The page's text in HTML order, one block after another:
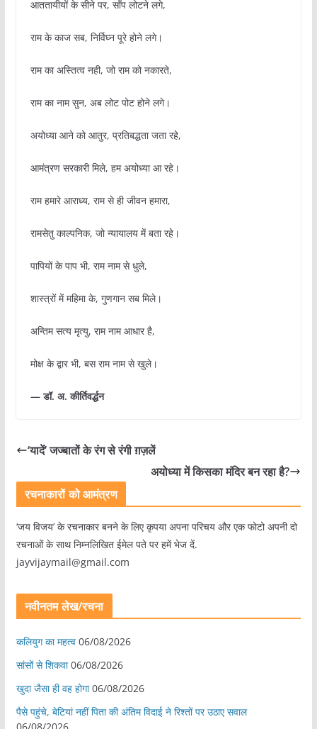
आततायीयों के सीने पर, साँप लोटने लगे,
राम के काज सब, निर्विघ्न पूरे होने लगे।
राम का अस्तित्व नही, जो राम को नकारते,
राम का नाम सुन, अब लोट पोट होने लगे।
अयोध्या आने को आतुर, प्रतिबद्धता जता रहे,
आमंत्रण सरकारी मिले, हम अयोध्या आ रहे।
राम हमारे आराध्य, राम से ही जीवन हमारा,
रामसेतु काल्पनिक, जो न्यायालय में बता रहे।
पापियों के पाप भी, राम नाम से धुले,
शास्त्रों में महिमा के, गुणगान सब मिले।
अन्तिम सत्य मृत्यु, राम नाम आधार है,
मोक्ष के द्वार भी, बस राम नाम से खुले।
— डॉ. अ. कीर्तिवर्द्धन
‘यादें’ जज्बातों के रंग से रंगी ग़ज़लें
अयोध्या में किसका मंदिर बन रहा है?
रचनाकारों को आमंत्रण
‘जय विजय’ के रचनाकार बनने के लिए कृपया अपना परिचय और एक फोटो अपनी दो
रचनाओं के साथ निम्नलिखित ईमेल पते पर हमें भेज दें.
jayvijaymail@gmail.com
नवीनतम लेख/रचना
कलियुग का महत्व 06/08/2026
सांसों से शिकवा 06/08/2026
खुदा जैसा ही वह होगा 06/08/2026
पैसे पहुंचे, बेटियां नहीं पिता की अंतिम विदाई ने रिश्तों पर उठाए सवाल